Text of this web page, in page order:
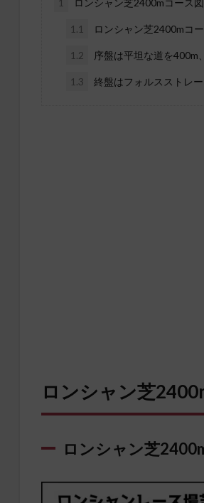
1.1 ロンシャン芝2400mコ
1.2 序盤は平坦な道を
1.3 終盤はフォルスストレ
ロンシャン芝
ロンシャン芝